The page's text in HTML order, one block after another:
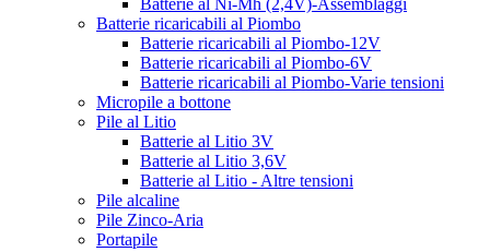
Batterie al Ni-Mh (2,4V)-Assemblaggi
Batterie ricaricabili al Piombo
Batterie ricaricabili al Piombo-12V
Batterie ricaricabili al Piombo-6V
Batterie ricaricabili al Piombo-Varie tensioni
Micropile a bottone
Pile al Litio
Batterie al Litio 3V
Batterie al Litio 3,6V
Batterie al Litio - Altre tensioni
Pile alcaline
Pile Zinco-Aria
Portapile